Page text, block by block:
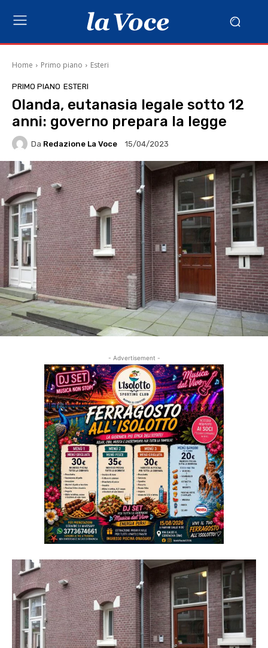
Home Primo piano Esteri
PRIMO PIANO ESTERI
Olanda, eutanasia legale sotto 12
anni: governo prepara la legge
Da Redazione La Voce 15/04/2023
- Advertisement -